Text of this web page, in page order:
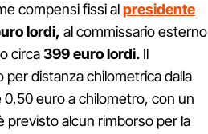
compensi fissi alpresidente
lordi, al commissario esterno
circa399 euro lordi. Il
distanza chilometrica dalla
euro a chilometro, con un
previsto alcun rimborso per la